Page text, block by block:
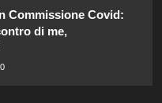
Commissione Covid:
di me,